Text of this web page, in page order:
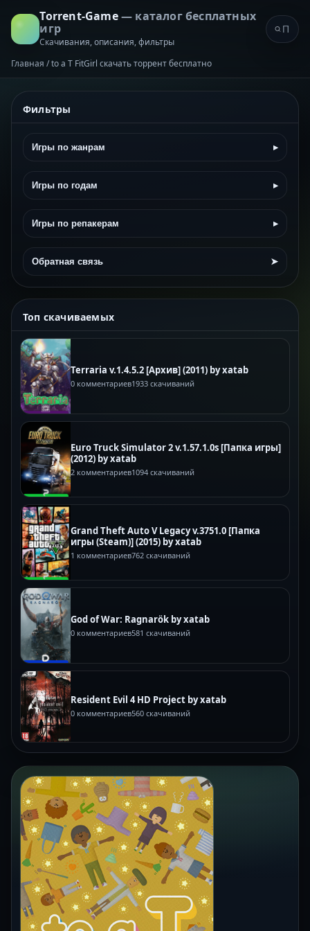
Torrent-Game— каталог бесплатных
игр
Скачивания, описания, фильтры
Главная /to a T FitGirl скачать торрент бесплатно
Фильтры
Игры по жанрам ▸
Игры по годам ▸
Игры по репакерам ▸
Обратная связь ➤
Топ скачиваемых
Terraria v.1.4.5.2 [Архив] (2011) by xatab
0 комментариев1933 скачиваний
Euro Truck Simulator 2 v.1.57.1.0s [Папка игры]
(2012) by xatab
2 комментариев1094 скачиваний
Grand Theft Auto V Legacy v.3751.0 [Папка
игры (Steam)] (2015) by xatab
1 комментариев762 скачиваний
God of War: Ragnarök by xatab
0 комментариев581 скачиваний
Resident Evil 4 HD Project by xatab
0 комментариев560 скачиваний